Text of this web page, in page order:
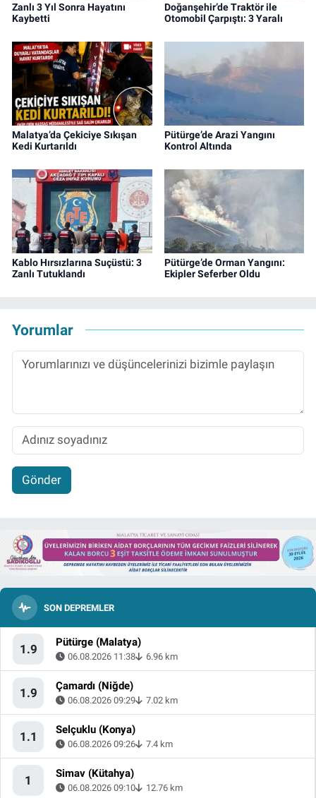
Zanlı 3 Yıl Sonra Hayatını
Kaybetti
Doğanşehir’de Traktör ile
Otomobil Çarpıştı: 3 Yaralı
Malatya’da Çekiciye Sıkışan
Kedi Kurtarıldı
Pütürge’de Arazi Yangını
Kontrol Altında
Kablo Hırsızlarına Suçüstü: 3
Zanlı Tutuklandı
Pütürge’de Orman Yangını:
Ekipler Seferber Oldu
Yorumlar
Gönder
SON DEPREMLER
1.9 Pütürge (Malatya)
06.08.2026 11:38 6.96 km
1.9 Çamardı (Niğde)
06.08.2026 09:29 7.02 km
1.1 Selçuklu (Konya)
06.08.2026 09:26 7.4 km
1 Simav (Kütahya)
06.08.2026 09:10 12.76 km